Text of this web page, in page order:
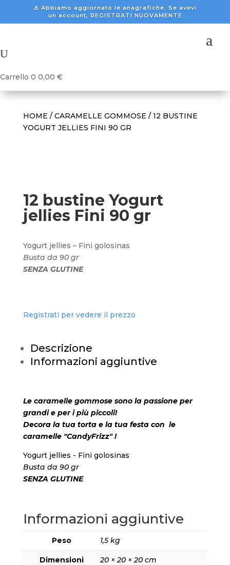
⚠️ Abbiamo aggiornato le anagrafiche. Se avevi
un account, REGISTRATI NUOVAMENTE
a
U
Carrello 0 0,00 €
HOME / CARAMELLE GOMMOSE / 12 BUSTINE
YOGURT JELLIES FINI 90 GR
12 bustine Yogurt
jellies Fini 90 gr
Yogurt jellies – Fini golosinas
Busta da 90 gr
SENZA GLUTINE
Registrati per vedere il prezzo
Descrizione
Informazioni aggiuntive
Le caramelle gommose sono la passione per
grandi e per i più piccoli!
Decora la tua torta e la tua festa con le
caramelle "CandyFrizz" !
Yogurt jellies - Fini golosinas
Busta da 90 gr
SENZA GLUTINE
Informazioni aggiuntive
Peso 1,5 kg
Dimensioni 20 × 20 × 20 cm